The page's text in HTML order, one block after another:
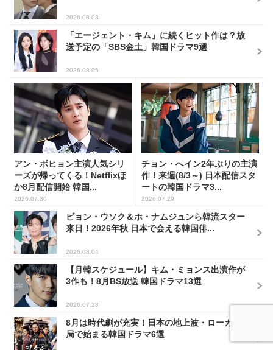
2026.08.03
「エージェント・キム」に続くヒット作は？放
送予定の「SBS金土」韓国ドラマ9選
2026.08.05
アン・ボヒョン主演人気シリ
ーズが帰ってくる！Netflixほ
か8月配信開始 韓国...
2026.07.30
チョン・へイン2年ぶりの主演
作！来週(8/3～) 日本配信スタ
ートの韓国ドラマ3...
2026.07.29
ビョン・ウソク＆ホ・ナムジュンら韓流スター
来日！2026年秋 日本で会える韓国俳...
2026.08.04
【月韓スケジュール】キム・ミョンス出演作が
3作も！8月BS放送 韓国ドラマ13選
2026.07.28
8月は時代劇が充実！日本の地上波・ローカル
局で始まる韓国ドラマ6選